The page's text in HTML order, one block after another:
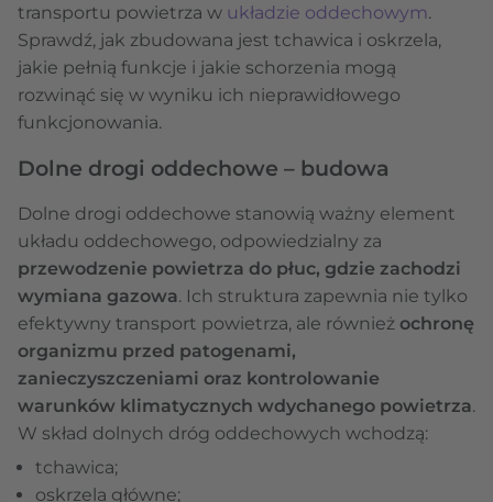
transportu powietrza w układzie oddechowym.
Sprawdź, jak zbudowana jest tchawica i oskrzela,
jakie pełnią funkcje i jakie schorzenia mogą
rozwinąć się w wyniku ich nieprawidłowego
funkcjonowania.
Dolne drogi oddechowe – budowa
Dolne drogi oddechowe stanowią ważny element
układu oddechowego, odpowiedzialny za
przewodzenie powietrza do płuc, gdzie zachodzi
wymiana gazowa. Ich struktura zapewnia nie tylko
efektywny transport powietrza, ale również ochronę
organizmu przed patogenami,
zanieczyszczeniami oraz kontrolowanie
warunków klimatycznych wdychanego powietrza.
W skład dolnych dróg oddechowych wchodzą:
tchawica;
oskrzela główne;